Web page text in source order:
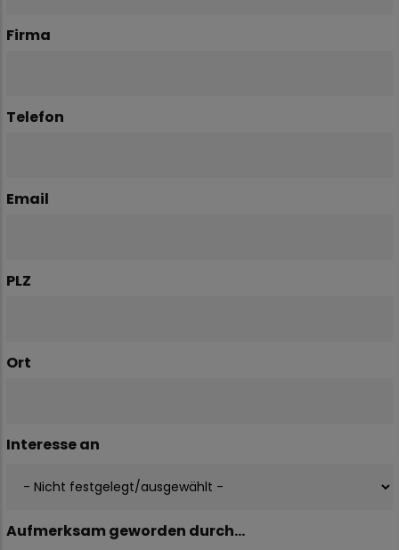
Firma
Telefon
Email
PLZ
Ort
Interesse an
Aufmerksam geworden durch...